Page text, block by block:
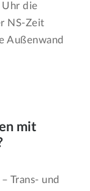
die
NS-Zeit
Außenwand
mit
Trans- und